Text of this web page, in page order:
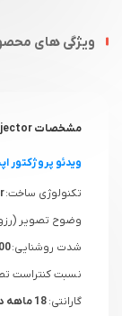
ویژگی های
مشخصات Epson LightSence EV-115 Projector
ویدئو پروژکتور
تکنولوژی ساخت:
وضوح تصویر
شدت روشنایی:2200
نسبت کنتراست
گارانتی: